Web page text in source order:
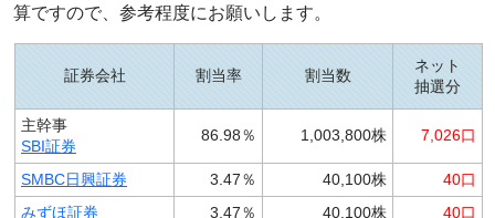
算ですので、参考程度にお願いします。
証券会社 割当率 割当数
ネット
抽選分
主幹事
SBI証券
86.98％ 1,003,800株 7,026口
SMBC日興証券 3.47％ 40,100株
40口
みずほ証券
3.47％ 40,100株
40口